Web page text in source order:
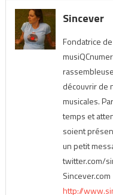
Sincever
Fondatrice
découvrir de
musicales.
temps et
soient
un petit
twitter.com/
Sincever.com
http://